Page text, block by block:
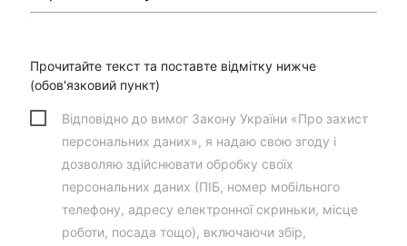
Прочитайте текст та поставте відмітку нижче
(обов'язковий пункт)
Відповідно до вимог Закону України «Про захист
персональних даних», я надаю свою згоду і
дозволяю здійснювати обробку своїх
персональних даних (ПІБ, номер мобільного
телефону, адресу електронної скриньки, місце
роботи, посада тощо), включаючи збір,